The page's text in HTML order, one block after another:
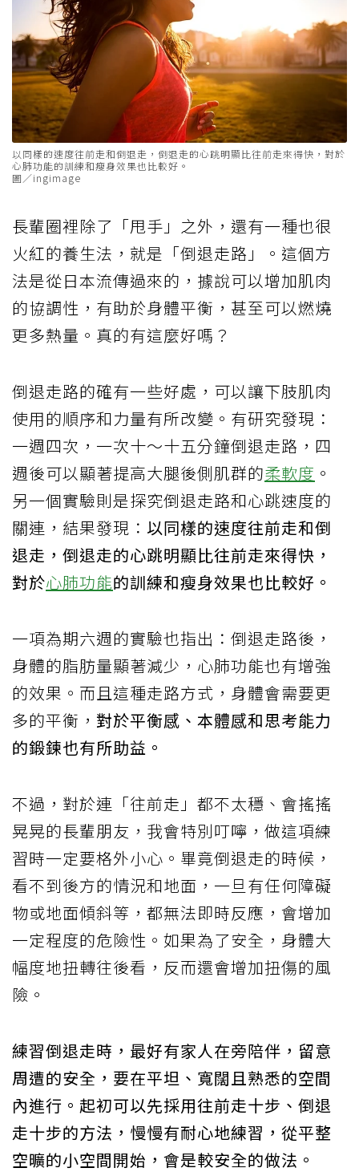
以同樣的速度往前走和倒退走，倒退走的心跳明顯比往前走來得快，對於
心肺功能的訓練和瘦身效果也比較好。
圖／ingimage
長輩圈裡除了「甩手」之外，還有一種也很
火紅的養生法，就是「倒退走路」。這個方
法是從日本流傳過來的，據說可以增加肌肉
的協調性，有助於身體平衡，甚至可以燃燒
更多熱量。真的有這麼好嗎？
倒退走路的確有一些好處，可以讓下肢肌肉
使用的順序和力量有所改變。有研究發現：
一週四次，一次十～十五分鐘倒退走路，四
週後可以顯著提高大腿後側肌群的柔軟度 。
另一個實驗則是探究倒退走路和心跳速度的
關連，結果發現： 以同樣的速度往前走和倒
退走，倒退走的心跳明顯比往前走來得快，
對於心肺功能的訓練和瘦身效果也比較好。
一項為期六週的實驗也指出：倒退走路後，
身體的脂肪量顯著減少，心肺功能也有增強
的效果。而且這種走路方式，身體會需要更
多的平衡， 對於平衡感、本體感和思考能力
的鍛鍊也有所助益。
不過，對於連「往前走」都不太穩、會搖搖
晃晃的長輩朋友，我會特別叮嚀，做這項練
習時一定要格外小心。畢竟倒退走的時候，
看不到後方的情況和地面，一旦有任何障礙
物或地面傾斜等，都無法即時反應，會增加
一定程度的危險性。如果為了安全，身體大
幅度地扭轉往後看，反而還會增加扭傷的風
險。
練習倒退走時，最好有家人在旁陪伴，留意
周遭的安全，要在平坦、寬闊且熟悉的空間
內進行。起初可以先採用往前走十步、倒退
走十步的方法，慢慢有耐心地練習，從平整
空曠的小空間開始，會是較安全的做法。